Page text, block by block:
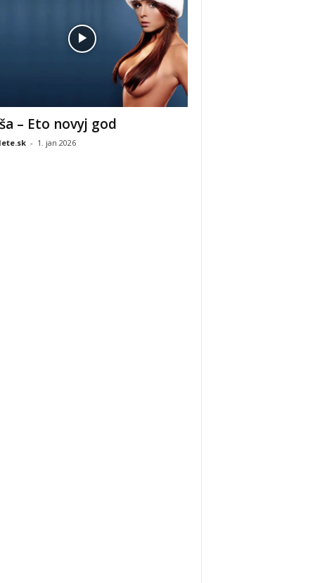
– Eto novyj god
- 1. jan 2026